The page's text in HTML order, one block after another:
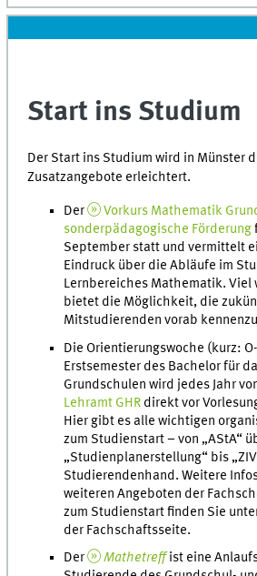
Start ins Studium
Der Start ins Studium wird in Münster
Zusatzangebote erleichtert.
Der
Vorkurs Mathematik
sonderpädagogische Förderung
September statt und vermittelt
Eindruck über die Abläufe im
Lernbereiches Mathematik. Viel
bietet die Möglichkeit, die
Mitstudierenden vorab
Die Orientierungswoche (kurz:
Erstsemester des Bachelor für
Grundschulen wird jedes Jahr
Lehramt GHR direkt vor
Hier gibt es alle wichtigen
zum Studienstart – von „AStA“
„Studienplanerstellung“ bis
Studierendenhand. Weitere
weiteren Angeboten der
zum Studienstart finden Sie
der Fachschaftsseite.
Der
Mathetreffist eine